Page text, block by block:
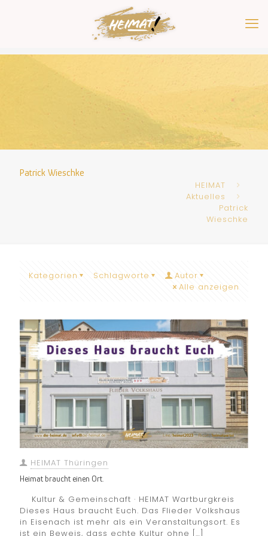
Patrick Wieschke
HEIMAT
Aktuelles
Patrick
Wieschke
Kategorien Schlagworte
Autor
Alle anzeigen
HEIMAT Thüringen
Heimat braucht einen Ort.
Kultur & Gemeinschaft · HEIMAT Wartburgkreis
Dieses Haus braucht Euch. Das Flieder Volkshaus
in Eisenach ist mehr als ein Veranstaltungsort. Es
ist ein Beweis, dass echte Kultur ohne […]